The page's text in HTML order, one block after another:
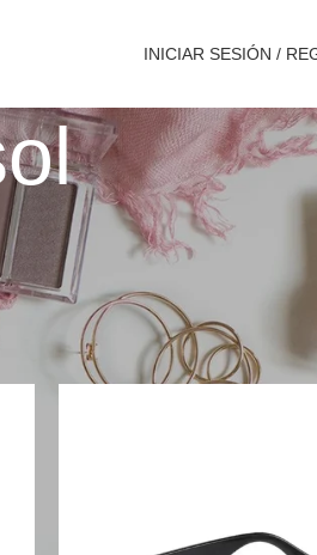
INICIAR SESIÓN /
9 18 24